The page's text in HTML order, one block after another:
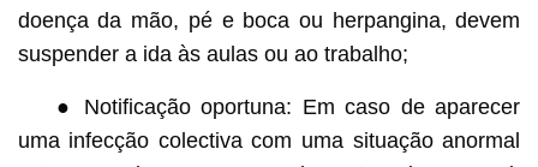
doença da mão, pé e boca ou herpangina, devem
suspender a ida às aulas ou ao trabalho;
● Notificação oportuna: Em caso de aparecer
uma infecção colectiva com uma situação anormal